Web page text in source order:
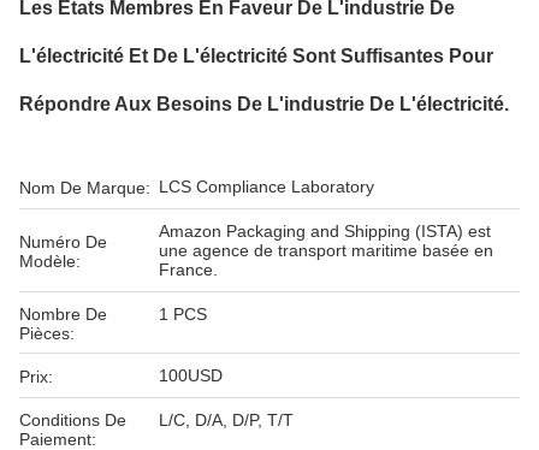
Les États Membres En Faveur De L'industrie De
L'électricité Et De L'électricité Sont Suffisantes Pour
Répondre Aux Besoins De L'industrie De L'électricité.
Nom De Marque: LCS Compliance Laboratory
Numéro De
Modèle:
Amazon Packaging and Shipping (ISTA) est
une agence de transport maritime basée en
France.
Nombre De
Pièces:
1 PCS
Prix: 100USD
Conditions De
Paiement:
L/C, D/A, D/P, T/T